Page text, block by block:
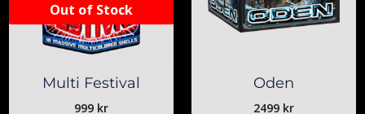
Out of Stock
Multi Festival
999 kr
Oden
2499 kr